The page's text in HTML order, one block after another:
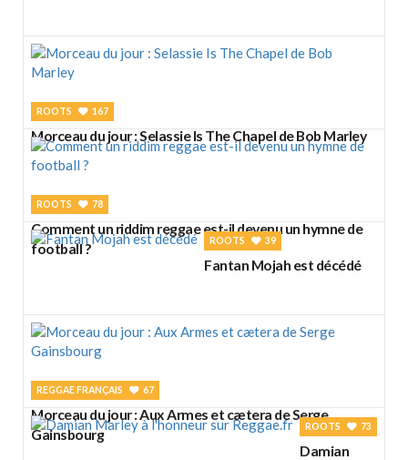
ROOTS 167
Morceau du jour : Selassie Is The Chapel de Bob Marley
ROOTS 78
Comment un riddim reggae est-il devenu un hymne de
football ?
ROOTS 39
Fantan Mojah est décédé
REGGAE FRANÇAIS 67
Morceau du jour : Aux Armes et cætera de Serge
Gainsbourg
ROOTS 73
Damian